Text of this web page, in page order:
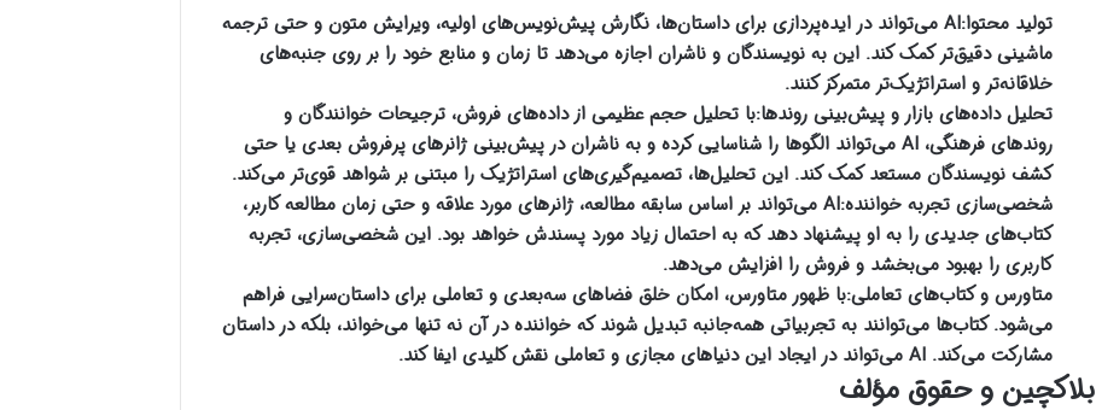
تولید محتوا:
AI می‌تواند در ایده‌پردازی برای داستان‌ها، نگارش پیش‌نویس‌های اولیه، ویرایش متون و حتی ترجمه
ماشینی دقیق‌تر کمک کند. این به نویسندگان و ناشران اجازه می‌دهد تا زمان و منابع خود را بر روی جنبه‌های
خلاقانه‌تر و استراتژیک‌تر متمرکز کنند.
تحلیل داده‌های بازار و پیش‌بینی روندها:با تحلیل حجم عظیمی از داده‌های فروش، ترجیحات خوانندگان و
روندهای فرهنگی، AI می‌تواند الگوها را شناسایی کرده و به ناشران در پیش‌بینی ژانرهای پرفروش بعدی یا حتی
کشف نویسندگان مستعد کمک کند. این تحلیل‌ها، تصمیم‌گیری‌های استراتژیک را مبتنی بر شواهد قوی‌تر می‌کند.
شخصی‌سازی تجربه خواننده:
AI می‌تواند بر اساس سابقه مطالعه، ژانرهای مورد علاقه و حتی زمان مطالعه کاربر،
کتاب‌های جدیدی را به او پیشنهاد دهد که به احتمال زیاد مورد پسندش خواهد بود. این شخصی‌سازی، تجربه
کاربری را بهبود می‌بخشد و فروش را افزایش می‌دهد.
متاورس و کتاب‌های تعاملی:با ظهور متاورس، امکان خلق فضاهای سه‌بعدی و تعاملی برای داستان‌سرایی فراهم
می‌شود. کتاب‌ها می‌توانند به تجربیاتی همه‌جانبه تبدیل شوند که خواننده در آن نه تنها می‌خواند، بلکه در داستان
مشارکت می‌کند. AI می‌تواند در ایجاد این دنیاهای مجازی و تعاملی نقش کلیدی ایفا کند.
بلاکچین و حقوق مؤلف